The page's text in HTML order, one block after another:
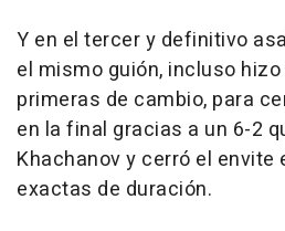
Y en el tercer y definitivo
el mismo guión, incluso
primeras de cambio, para
en la final gracias a un 6-2
Khachanov y cerró el envite
exactas de duración.